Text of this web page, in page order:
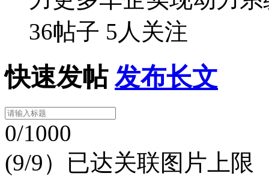
36帖子 5人关注
快速发帖 发布长文
0/1000
(9/9）已达关联图片上限